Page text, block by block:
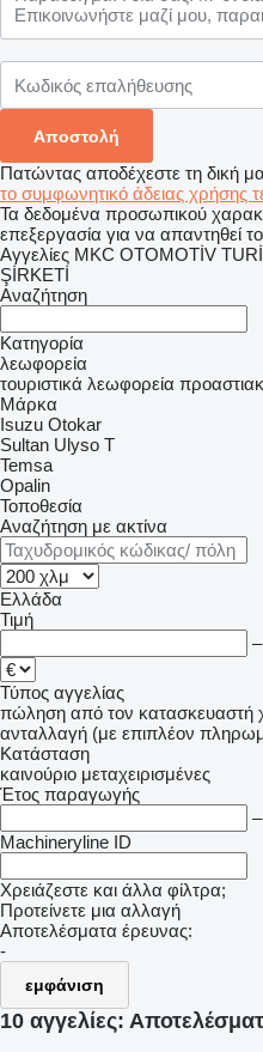
Πατώντας αποδέχεστε τη δική
το συμφωνητικό άδειας χρήσης
Τα δεδομένα προσωπικού
επεξεργασία για να απαντηθεί
Αγγελίες MKC OTOMOTİV
ŞİRKETİ
Αναζήτηση
Κατηγορία
λεωφορεία
τουριστικά λεωφορεία
Μάρκα
Isuzu Otokar
Sultan Ulyso T
Temsa
Opalin
Τοποθεσία
Αναζήτηση με ακτίνα
Ελλάδα
Τιμή
–
Τύπος αγγελίας
πώληση από τον κατασκευαστή
ανταλλαγή (με επιπλέον
Κατάσταση
καινούριο μεταχειρισμένες
Έτος παραγωγής
–
Machineryline ID
Χρειάζεστε και άλλα φίλτρα;
Προτείνετε μια αλλαγή
Αποτελέσματα έρευνας:
-
εμφάνιση
10 αγγελίες: